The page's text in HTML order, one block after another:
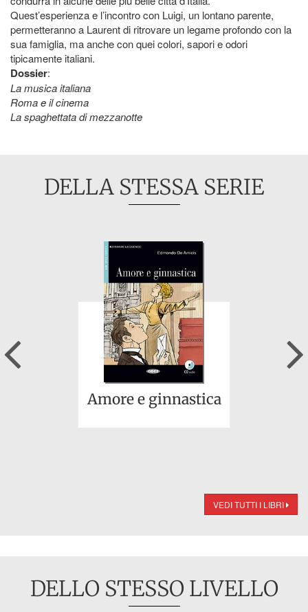
Quest’esperienza e l’incontro con Luigi, un lontano parente,
permetteranno a Laurent di ritrovare un legame profondo con la
sua famiglia, ma anche con quei colori, sapori e odori
tipicamente italiani.
Dossier:
La musica italiana
Roma e il cinema
La spaghettata di mezzanotte
DELLA STESSA SERIE
Amore e ginnastica
Previous
VEDI TUTTI I LIBRI
DELLO STESSO LIVELLO